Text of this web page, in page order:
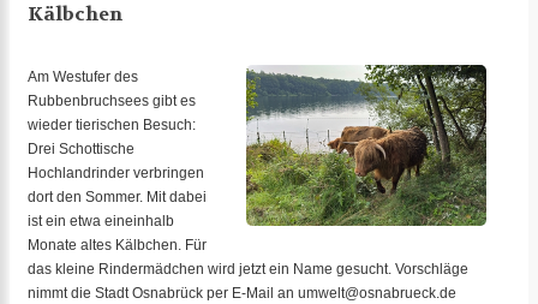
Kälbchen
Am Westufer des
Rubbenbruchsees gibt es
wieder tierischen Besuch:
Drei Schottische
Hochlandrinder verbringen
dort den Sommer. Mit dabei
ist ein etwa eineinhalb
Monate altes Kälbchen. Für
das kleine Rindermädchen wird jetzt ein Name gesucht. Vorschläge
nimmt die Stadt Osnabrück per E-Mail an umwelt@osnabrueck.de